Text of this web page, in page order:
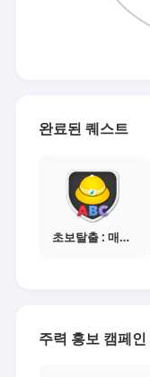
완료된 퀘스트
초보탈출 : 매체별 활동 가이드보기
주력 홍보 캠페인